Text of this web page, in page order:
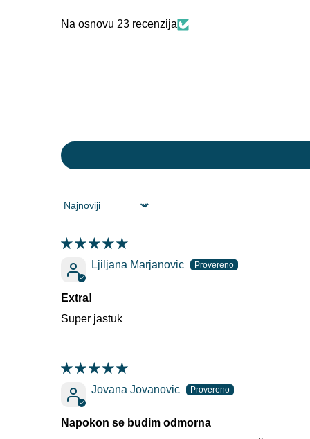
Na osnovu 23 recenzija
Sort by
Ljiljana Marjanovic
Extra!
Super jastuk
Jovana Jovanovic
Napokon se budim odmorna